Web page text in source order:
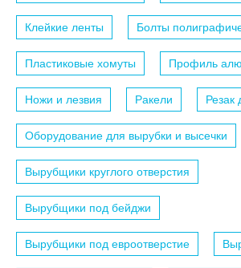
Клейкие ленты Болты
Пластиковые хомуты Профиль
Ножи и лезвия Ракели Резак
Оборудование для вырубки и высечки
Вырубщики круглого отверстия
Вырубщики под бейджи
Вырубщики под евроотверстие